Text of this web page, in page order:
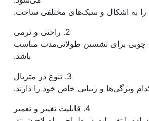
را به اشکال و سبک‌های مختلفی ساخت.
2. راحتی و نرمی
چوبی برای نشستن طولانی‌مدت مناسب
باشد.
3. تنوع در متریال
ویژگی‌ها و زیبایی خاص خود را دارند.
4. قابلیت تغییر و تعمیر